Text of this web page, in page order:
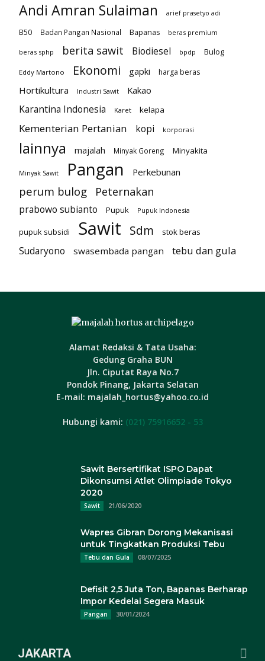
Andi Amran Sulaiman arief prasetyo adi
B50 Badan Pangan Nasional Bapanas beras premium
beras sphp berita sawit Biodiesel bpdp Bulog
Eddy Martono Ekonomi gapki harga beras
Hortikultura Industri Sawit Kakao
Karantina Indonesia Karet kelapa
Kementerian Pertanian kopi korporasi
lainnya majalah Minyak Goreng Minyakita
Minyak Sawit Pangan Perkebunan
perum bulog Peternakan
prabowo subianto Pupuk Pupuk Indonesia
pupuk subsidi Sawit Sdm stok beras
Sudaryono swasembada pangan tebu dan gula
Alamat Redaksi & Tata Usaha:
Gedung Graha BUN
Jln. Ciputat Raya No.7
Pondok Pinang, Jakarta Selatan
E-mail: majalah_hortus@yahoo.co.id
Hubungi kami: (021) 75916652 - 53
Sawit Bersertifikat ISPO Dapat
Dikonsumsi Atlet Olimpiade Tokyo
2020
Sawit 21/06/2020
Wapres Gibran Dorong Mekanisasi
untuk Tingkatkan Produksi Tebu
Tebu dan Gula 08/07/2025
Defisit 2,5 Juta Ton, Bapanas Berharap
Impor Kedelai Segera Masuk
Pangan 30/01/2024
JAKARTA